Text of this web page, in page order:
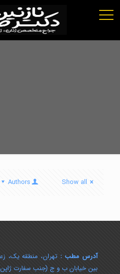
Authors Show all
آدرس مطب : تهران، منطقه یک،
بین خیابان ب و ج (جنب سفارت ژاپن)،